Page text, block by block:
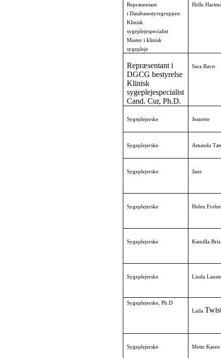
Repræsentant
iDatabasestyregruppen
Klinisk
sygeplejespecialist
Master i klinisk
sygepleje
Helle
Repræsentant i
DGCG bestyrelse
Klinisk
sygeplejespecialist
Cand. Cur, Ph.D.
Sara Ravn
Sygeplejerske Jeanette
Sygeplejerske Amanda
Sygeplejerske Jane
Sygeplejerske Helen
Sygeplejerske Kamilla
Sygeplejerske Linda
Sygeplejerske, Ph.D
Laila
Sygeplejerske Mette
Sygeplejerske Amanda
Sygeplejerske
Sygeplejerske Lone
Sygeplejerske Birgitte Nøhr
Sygeplejerske
Kamilla
Klinisk Sygeplejerske,
Mette Linnet
Sygeplejerske
Linda